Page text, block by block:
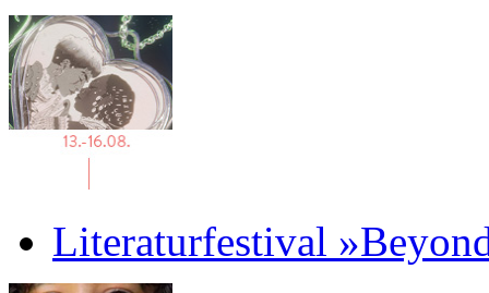
Literaturfestival